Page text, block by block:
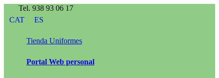
Tel. 938 93 06 17
CAT
ES
Tienda Uniformes
Portal Web personal